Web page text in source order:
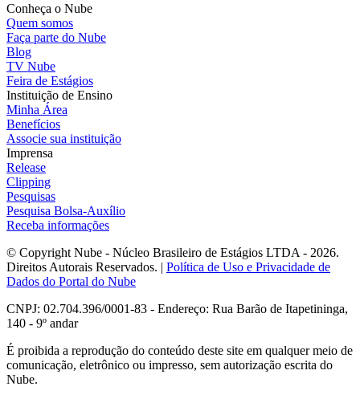
Conheça o Nube
Quem somos
Faça parte do Nube
Blog
TV Nube
Feira de Estágios
Instituição de Ensino
Minha Área
Benefícios
Associe sua instituição
Imprensa
Release
Clipping
Pesquisas
Pesquisa Bolsa-Auxílio
Receba informações
© Copyright Nube - Núcleo Brasileiro de Estágios LTDA - 2026.
Direitos Autorais Reservados. | Política de Uso e Privacidade de
Dados do Portal do Nube
CNPJ: 02.704.396/0001-83 - Endereço: Rua Barão de Itapetininga,
140 - 9º andar
É proibida a reprodução do conteúdo deste site em qualquer meio de
comunicação, eletrônico ou impresso, sem autorização escrita do
Nube.